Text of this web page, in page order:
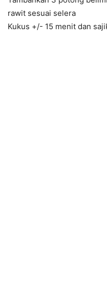
rawit sesuai selera
Kukus +/- 15 menit dan